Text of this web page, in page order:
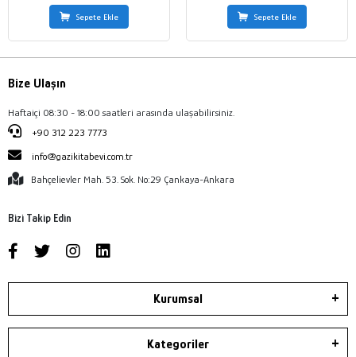
Sepete Ekle Sepete Ekle
Bize Ulaşın
Haftaiçi 08:30 - 18:00 saatleri arasında ulaşabilirsiniz.
+90 312 223 7773
info@gazikitabevi.com.tr
Bahçelievler Mah. 53. Sok. No:29 Çankaya-Ankara
Bizi Takip Edin
Kurumsal
Kategoriler